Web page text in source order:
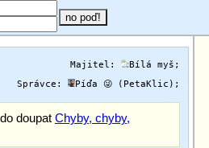
Majitel: Bílá myš ;
Správce:
Píďa 😜 (PetaKlic) ;
doupat Chyby, chyby,